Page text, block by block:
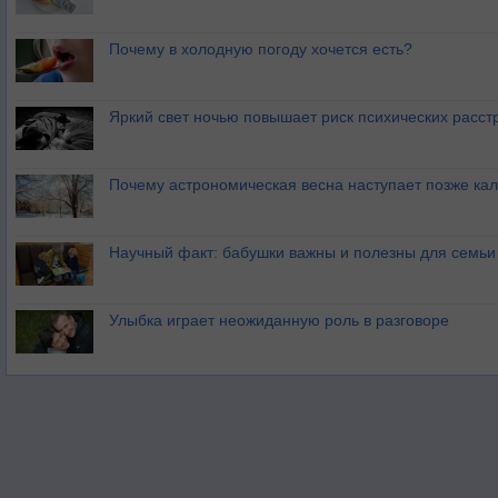
Почему в холодную погоду хочется есть?
Яркий свет ночью повышает риск психических
Почему астрономическая весна наступает позже
Научный факт: бабушки важны и полезны для семьи
Улыбка играет неожиданную роль в разговоре